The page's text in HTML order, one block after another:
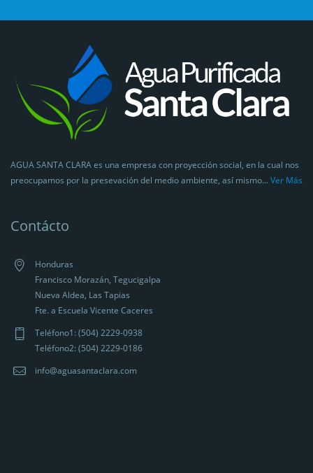
AGUA SANTA CLARA es una empresa con proyección social, en la cual nos
preocupamos por la presevación del medio ambiente, así mismo... Ver Más
Contácto
Honduras
Francisco Morazán, Tegucigalpa
Nueva Aldea, Las Tapias
Fte. a Escuela Vicente Caceres
Teléfono1: (504) 2229-0938
Teléfono2: (504) 2229-0186
info@aguasantaclara.com